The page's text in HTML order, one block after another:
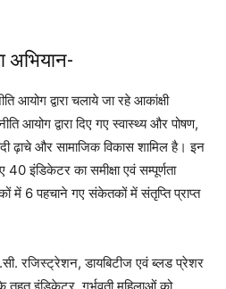
अभियान-
आयोग द्वारा चलाये जा रहे आकांक्षी
आयोग द्वारा दिए गए स्वास्थ्य और पोषण,
ढ़ाचे और सामाजिक विकास शामिल है। इन
इंडिकेटर का समीक्षा एवं सम्पूर्णता
में 6 पहचाने गए संकेतकों में संतृप्ति प्राप्त
रजिस्ट्रेशन, डायबिटीज एवं ब्लड प्रेशर